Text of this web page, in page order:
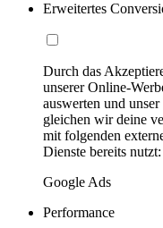
Erweitertes
Durch das
unserer Online-
auswerten und
gleichen wir deine
mit folgenden
Dienste bereits nutzt:
Google Ads
Performance